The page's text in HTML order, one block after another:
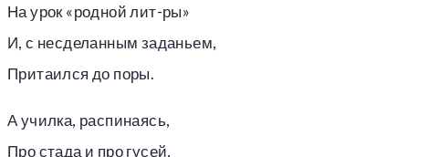
На урок «родной лит-ры»
И, с несделанным заданьем,
Притаился до поры.
А училка, распинаясь,
Про стада и про гусей,